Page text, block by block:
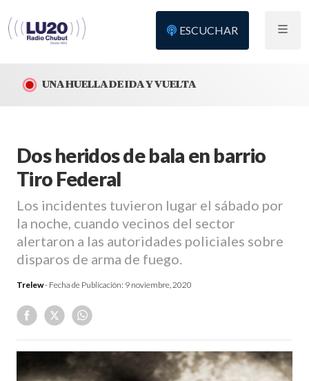
ESCUCHAR
UNA HUELLA DE IDA Y VUELTA
Dos heridos de bala en barrio
Tiro Federal
Los incidentes tuvieron lugar el sábado por
la noche, cuando vecinos del sector
alertaron a las autoridades policiales sobre
disparos de arma de fuego.
Trelew- Fecha de Publicación: 9 noviembre, 2020